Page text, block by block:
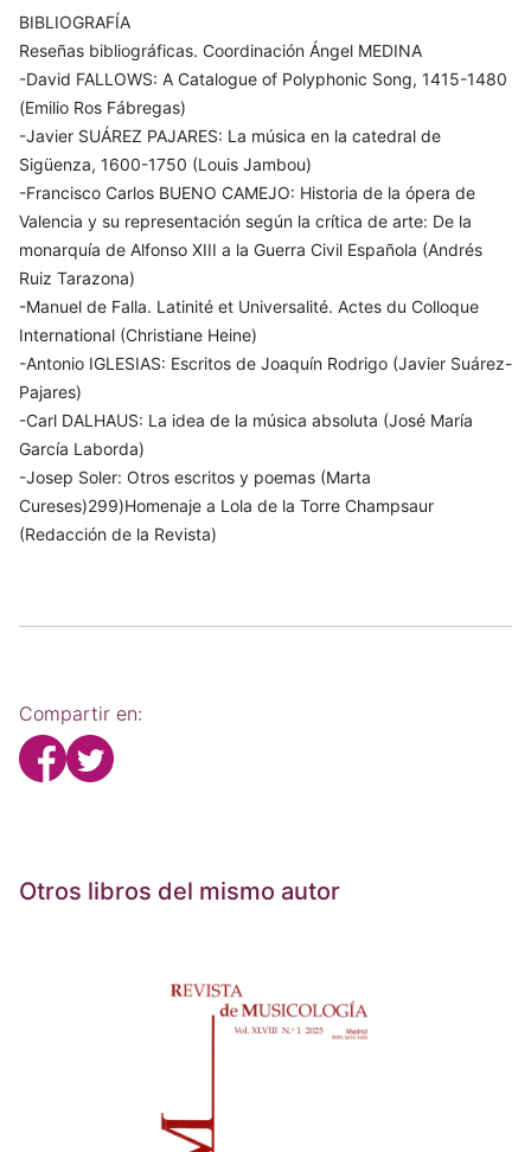
BIBLIOGRAFÍA
Reseñas bibliográficas. Coordinación Ángel MEDINA
-David FALLOWS: A Catalogue of Polyphonic Song, 1415-1480
(Emilio Ros Fábregas)
-Javier SUÁREZ PAJARES: La música en la catedral de
Sigüenza, 1600-1750 (Louis Jambou)
-Francisco Carlos BUENO CAMEJO: Historia de la ópera de
Valencia y su representación según la crítica de arte: De la
monarquía de Alfonso XIII a la Guerra Civil Española (Andrés
Ruiz Tarazona)
-Manuel de Falla. Latinité et Universalité. Actes du Colloque
International (Christiane Heine)
-Antonio IGLESIAS: Escritos de Joaquín Rodrigo (Javier Suárez-
Pajares)
-Carl DALHAUS: La idea de la música absoluta (José María
García Laborda)
-Josep Soler: Otros escritos y poemas (Marta
Cureses)299)Homenaje a Lola de la Torre Champsaur
(Redacción de la Revista)
Compartir en:
Otros libros del mismo autor